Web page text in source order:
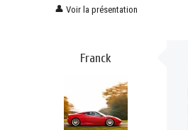
👤 Voir la présentation
Franck